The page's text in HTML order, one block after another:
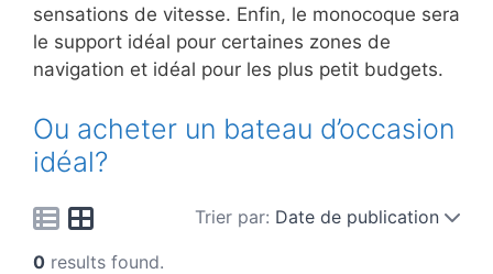
sensations de vitesse. Enfin, le monocoque sera
le support idéal pour certaines zones de
navigation et idéal pour les plus petit budgets.
Ou acheter un bateau d’occasion
idéal?
Trier par: Date de publication
0 results found.